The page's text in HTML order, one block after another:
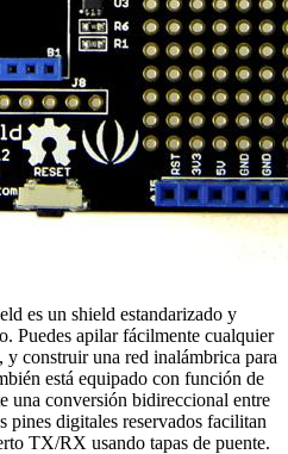
es un shield estandarizado y
Puedes apilar fácilmente cualquier
y construir una red inalámbrica para
está equipado con función de
una conversión bidireccional entre
pines digitales reservados facilitan
TX/RX usando tapas de puente.